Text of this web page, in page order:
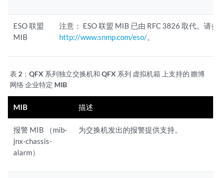
ESO 联盟
MIB
注意： ESO 联盟 MIB 已由 RFC 3826 取代。请参
http://www.snmp.com/eso/。
表 2： QFX 系列独立交换机和 QFX 系列 虚拟机箱 上支持的 瞻博
网络 企业特定 MIB
MIB 描述
报警 MIB （mib-
jnx-chassis-
alarm）
为交换机发出的报警提供支持。